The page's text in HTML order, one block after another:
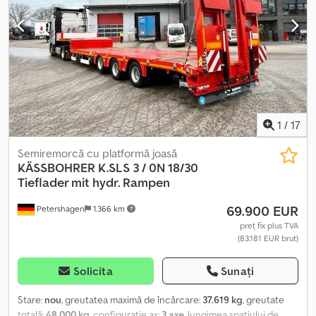
1 / 17
Petershagen 1.366 km
Semiremorcă cu platformă joasă
KÄSSBOHRER K.SLS 3 / 0N 18/30
Tieflader mit hydr. Rampen
69.900 EUR
preț fix plus TVA
(83.181 EUR brut)
Solicita Sunați
Stare: nou, greutatea maximă de încărcare: 37.619 kg, greutate